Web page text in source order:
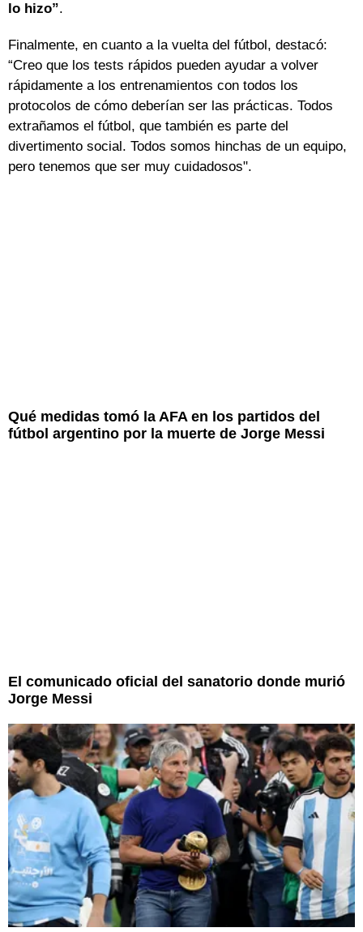
lo hizo”.
Finalmente, en cuanto a la vuelta del fútbol, destacó:
“Creo que los tests rápidos pueden ayudar a volver
rápidamente a los entrenamientos con todos los
protocolos de cómo deberían ser las prácticas. Todos
extrañamos el fútbol, que también es parte del
divertimento social. Todos somos hinchas de un equipo,
pero tenemos que ser muy cuidadosos".
Qué medidas tomó la AFA en los partidos del
fútbol argentino por la muerte de Jorge Messi
El comunicado oficial del sanatorio donde murió
Jorge Messi